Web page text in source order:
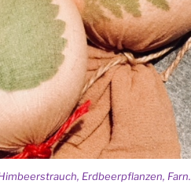
Erdbeerpflanzen, Farn.